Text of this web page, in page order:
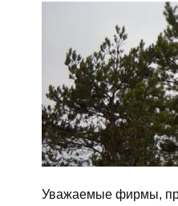
Уважаемые фирмы,